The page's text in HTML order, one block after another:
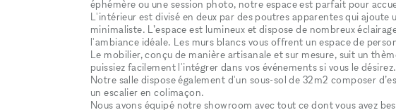
éphémère ou une session photo, notre espace est parfait pour
L'intérieur est divisé en deux par des poutres apparentes qui ajoute
minimaliste. L’espace est lumineux et dispose de nombreux
l'ambiance idéale. Les murs blancs vous offrent un espace de
Le mobilier, conçu de manière artisanale et sur mesure, suit un
puissiez facilement l'intégrer dans vos événements si vous le désirez.
Notre salle dispose également d'un sous-sol de 32m2 composer
un escalier en colimaçon.
Nous avons équipé notre showroom avec tout ce dont vous avez